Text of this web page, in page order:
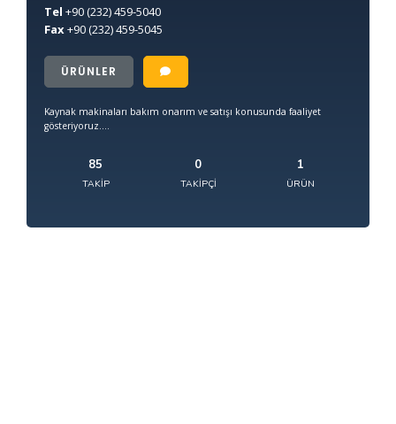
Tel +90(232) 459-5040
Fax+90(232) 459-5045
ÜRÜNLER
Kaynak makinaları bakım onarım ve satışı konusunda faaliyet
gösteriyoruz....
85
TAKIP
0
TAKIPÇI
1
ÜRÜN